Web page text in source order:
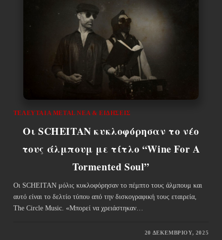
ΤΕΛΕΥΤΑΊΑ METAL ΝΈΑ & EΙΔΉΣΕΙΣ
Οι SCHEITAN κυκλοφόρησαν το νέο
τους άλμπουμ με τίτλο “Wine For A
Tormented Soul”
Οι SCHEITAN μόλις κυκλοφόρησαν το πέμπτο τους άλμπουμ και
αυτό είναι το δελτίο τύπου από την δισκογραφική τους εταιρεία,
The Circle Music. «Μπορεί να χρειάστηκαν…
20 ΔΕΚΕΜΒΡΊΟΥ, 2025